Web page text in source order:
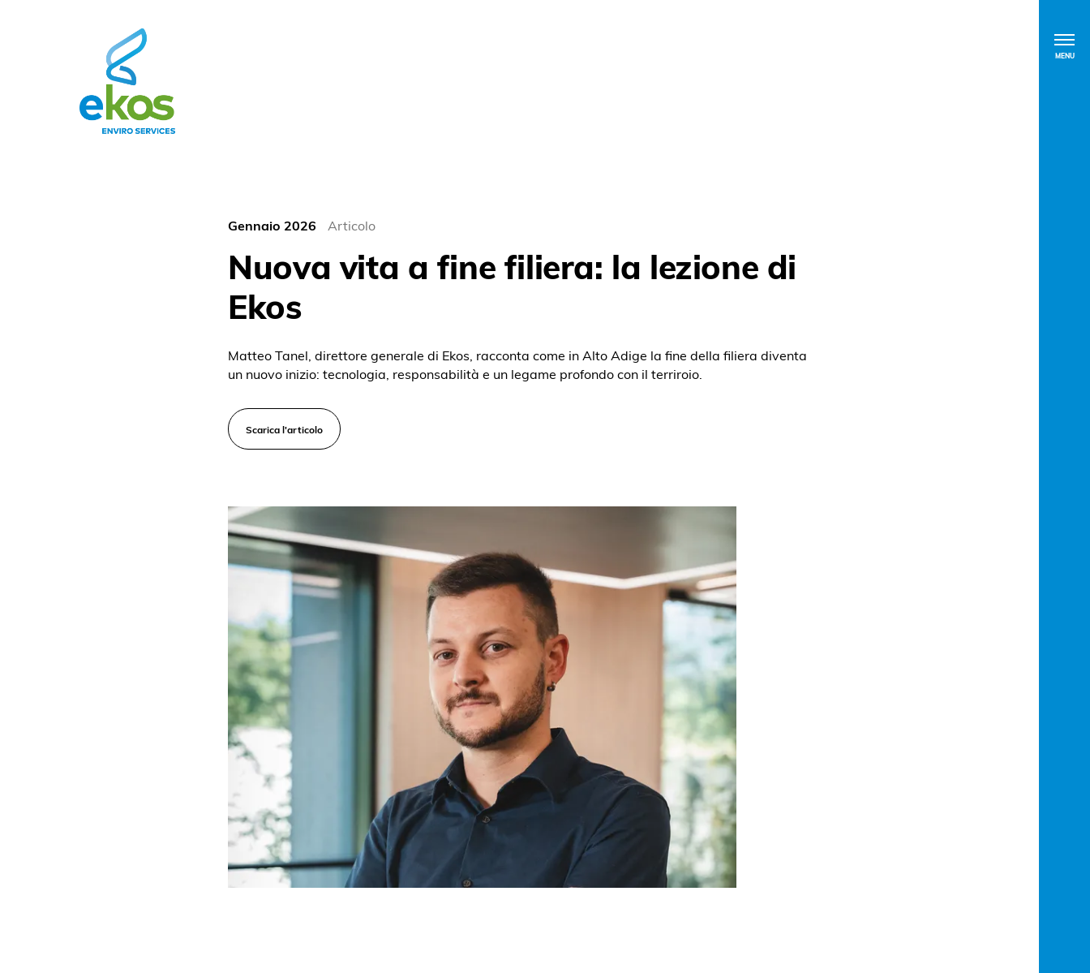
MENU
Gennaio 2026 Articolo
Nuova vita a fine filiera: la lezione di
Ekos
Matteo Tanel, direttore generale di Ekos, racconta come in Alto Adige la fine della filiera diventa
un nuovo inizio: tecnologia, responsabilità e un legame profondo con il terriroio.
Scarica l'articolo